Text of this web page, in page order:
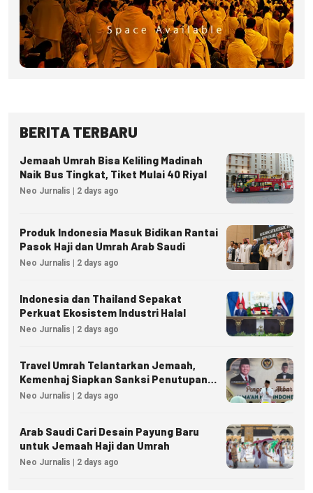
BERITA TERBARU
Jemaah Umrah Bisa Keliling Madinah
Naik Bus Tingkat, Tiket Mulai 40 Riyal
Neo Jurnalis | 2 days ago
Produk Indonesia Masuk Bidikan Rantai
Pasok Haji dan Umrah Arab Saudi
Neo Jurnalis | 2 days ago
Indonesia dan Thailand Sepakat
Perkuat Ekosistem Industri Halal
Neo Jurnalis | 2 days ago
Travel Umrah Telantarkan Jemaah,
Kemenhaj Siapkan Sanksi Penutupan
Izin hingga Pidana
Neo Jurnalis | 2 days ago
Arab Saudi Cari Desain Payung Baru
untuk Jemaah Haji dan Umrah
Neo Jurnalis | 2 days ago